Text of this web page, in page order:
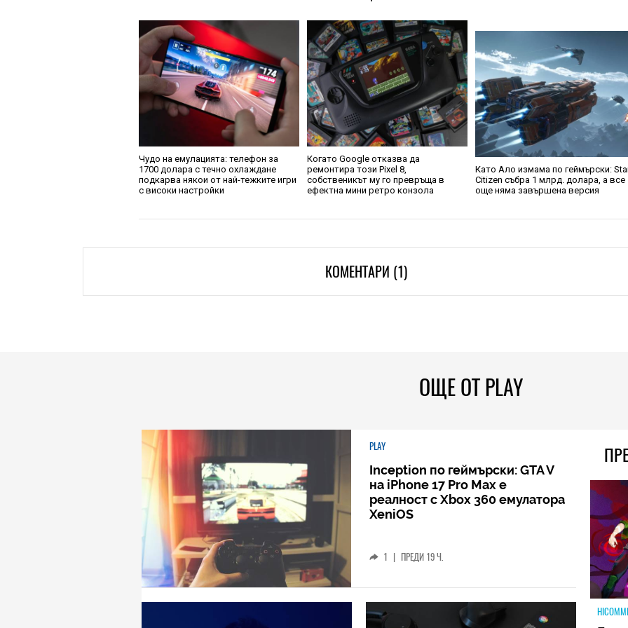
Чудо на емулацията: телефон за
1700 долара с течно охлаждане
подкарва някои от най-тежките игри
с високи настройки
Когато Google отказва да
ремонтира този Pixel 8,
собственикът му го превръща в
ефектна мини ретро конзола
Като Ало измама по геймърски:
Citizen събра 1 млрд. долара, а все
още няма завършена версия
КОМЕНТАРИ (1)
ОЩЕ ОТ PLAY
PLAY
Inception по геймърски: GTA V
на iPhone 17 Pro Max е
реалност с Xbox 360 емулатора
XeniOS
1 | ПРЕДИ 19 Ч.